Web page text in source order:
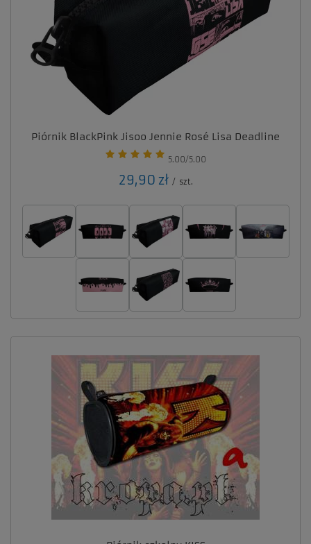
Piórnik BlackPink Jisoo Jennie Rosé Lisa Deadline
5.00/5.00
29,90 zł / szt.